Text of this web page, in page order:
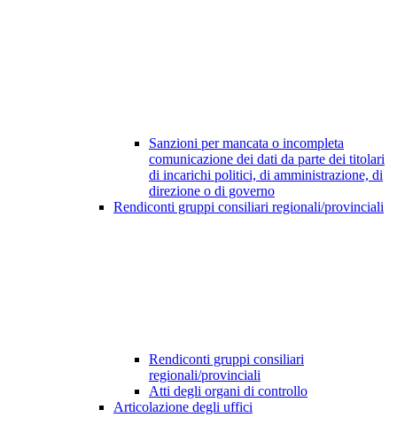
Sanzioni per mancata o incompleta
comunicazione dei dati da parte dei titolari
di incarichi politici, di amministrazione, di
direzione o di governo
Rendiconti gruppi consiliari regionali/provinciali
Rendiconti gruppi consiliari
regionali/provinciali
Atti degli organi di controllo
Articolazione degli uffici